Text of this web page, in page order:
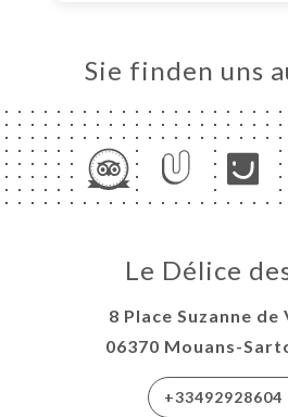
Sie finden uns
Le Délice
8 Place Suzanne
06370 Mouans-
+33492928604